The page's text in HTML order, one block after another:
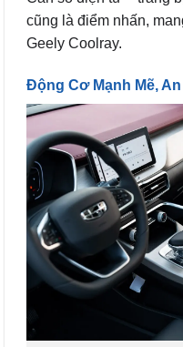
cũng là điểm nhấn,
Geely Coolray.
Động Cơ Mạnh Mẽ,